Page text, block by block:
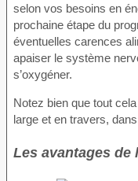
selon vos besoins en
prochaine étape du
éventuelles carences
apaiser le système
s’oxygéner.
Notez bien que tout
large et en travers,
Les avantages de